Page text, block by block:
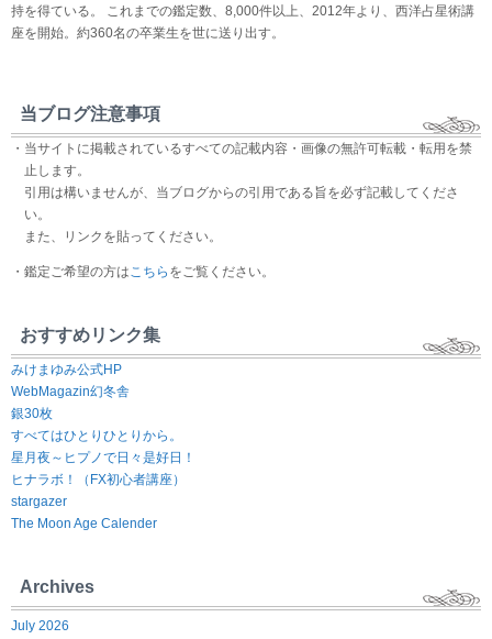
持を得ている。 これまでの鑑定数、8,000件以上、2012年より、西洋占星術講
座を開始。約360名の卒業生を世に送り出す。
当ブログ注意事項
・当サイトに掲載されているすべての記載内容・画像の無許可転載・転用を禁
止します。
引用は構いませんが、当ブログからの引用である旨を必ず記載してくださ
い。
また、リンクを貼ってください。
・鑑定ご希望の方はこちら をご覧ください。
おすすめリンク集
みけまゆみ公式HP
WebMagazin幻冬舎
銀30枚
すべてはひとりひとりから。
星月夜～ヒプノで日々是好日！
ヒナラボ！（FX初心者講座）
stargazer
The Moon Age Calender
Archives
July 2026